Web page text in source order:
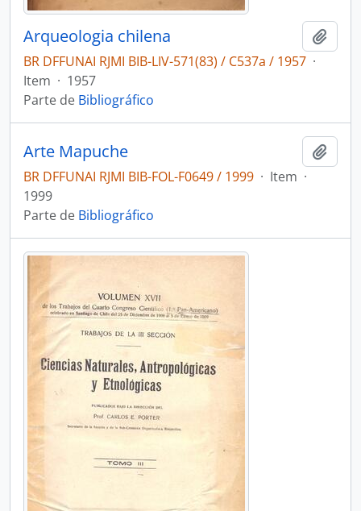
Arqueologia chilena
BR DFFUNAI RJMI BIB-LIV-571(83) / C537a / 1957 ·
Item · 1957
Parte de Bibliográfico
Arte Mapuche
BR DFFUNAI RJMI BIB-FOL-F0649 / 1999 · Item ·
1999
Parte de Bibliográfico